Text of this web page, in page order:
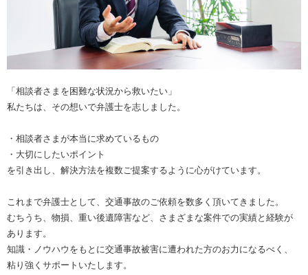
「相談者さまを困難な状況から救いたい」
私たちは、その想いで弁護士を志しました。
・相談者さまが本当に求めているもの
・大切にしたいポイント
を引き出し、解決方法を複数ご提案するように心がけています。
これまで弁護士として、交通事故のご依頼を数多く頂いてきました。
むちうち、物損、重い後遺障害など、さまざまな案件での実績と経験が
あります。
知識・ノウハウをもとに交通事故被害に遭われた方のお力になるべく、
粘り強くサポートいたします。